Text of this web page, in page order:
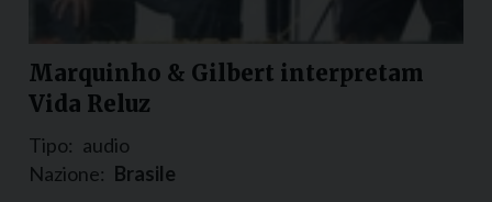
Marquinho & Gilbert interpretam
Vida Reluz
Tipo: audio
Nazione: Brasile